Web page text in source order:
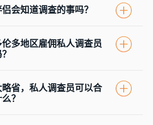
会知道调查的事吗？
多地区雇佣私人调查员
省，私人调查员可以合
？